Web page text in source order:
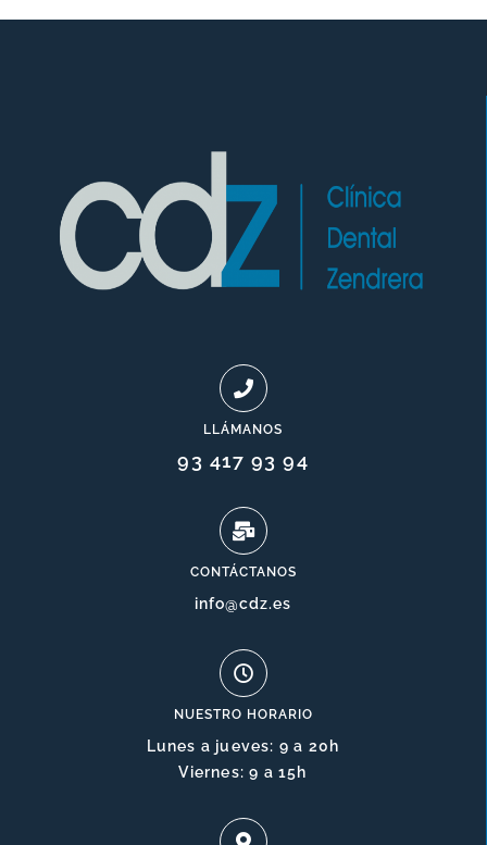
LLÁMANOS
93 417 93 94
CONTÁCTANOS
info@cdz.es
NUESTRO HORARIO
Lunes a jueves: 9 a 20h
Viernes: 9 a 15h